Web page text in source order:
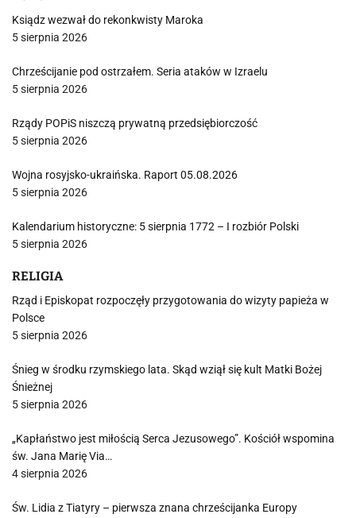
Ksiądz wezwał do rekonkwisty Maroka
5 sierpnia 2026
Chrześcijanie pod ostrzałem. Seria ataków w Izraelu
5 sierpnia 2026
Rządy POPiS niszczą prywatną przedsiębiorczość
5 sierpnia 2026
Wojna rosyjsko-ukraińska. Raport 05.08.2026
5 sierpnia 2026
Kalendarium historyczne: 5 sierpnia 1772 – I rozbiór Polski
5 sierpnia 2026
RELIGIA
Rząd i Episkopat rozpoczęły przygotowania do wizyty papieża w
Polsce
5 sierpnia 2026
Śnieg w środku rzymskiego lata. Skąd wziął się kult Matki Bożej
Śnieżnej
5 sierpnia 2026
„Kapłaństwo jest miłością Serca Jezusowego”. Kościół wspomina
św. Jana Marię Via…
4 sierpnia 2026
Św. Lidia z Tiatyry – pierwsza znana chrześcijanka Europy